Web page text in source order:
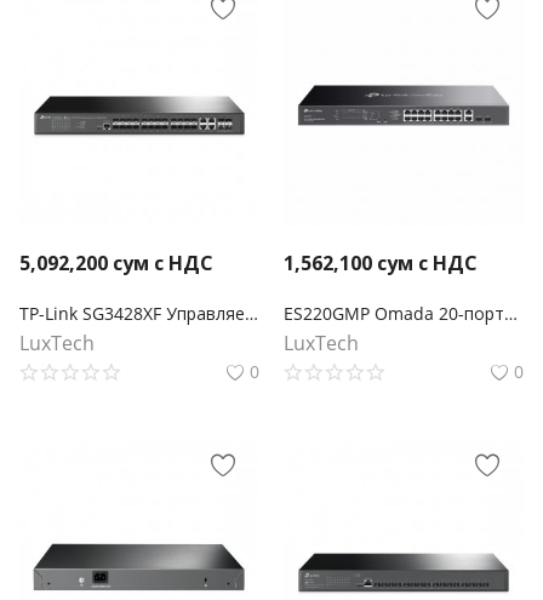
5,092,200 сум с НДС
TP-Link SG3428XF Управляемый коммутатор Smart линейки Omada уровня 2+ с 20 гигабитными портами SFP, 4 портами SFP+ и 4 комбинированными портами SFP/RJ45
LuxTech
0
1,562,100 сум с НДС
ES220GMP Omada 20-портовый гигабитный Easy Managed коммутатор с 16 портами PoE+
LuxTech
0